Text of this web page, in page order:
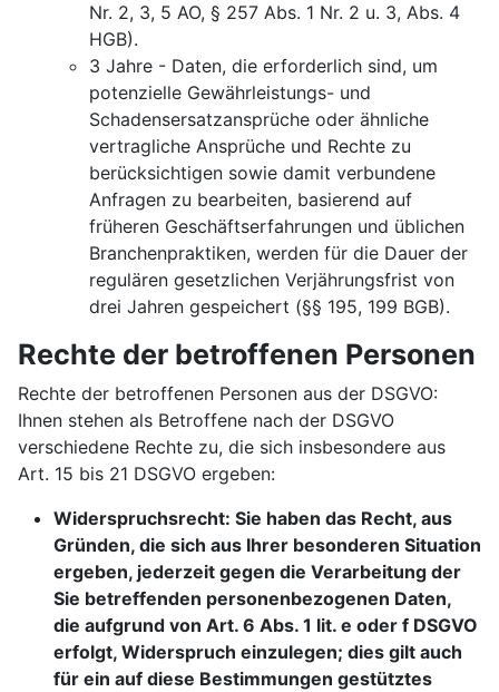
Nr. 2, 3, 5 AO, § 257 Abs. 1 Nr. 2 u. 3, Abs. 4
HGB).
3 Jahre - Daten, die erforderlich sind, um
potenzielle Gewährleistungs- und
Schadensersatzansprüche oder ähnliche
vertragliche Ansprüche und Rechte zu
berücksichtigen sowie damit verbundene
Anfragen zu bearbeiten, basierend auf
früheren Geschäftserfahrungen und üblichen
Branchenpraktiken, werden für die Dauer der
regulären gesetzlichen Verjährungsfrist von
drei Jahren gespeichert (§§ 195, 199 BGB).
Rechte der betroffenen Personen
Rechte der betroffenen Personen aus der DSGVO:
Ihnen stehen als Betroffene nach der DSGVO
verschiedene Rechte zu, die sich insbesondere aus
Art. 15 bis 21 DSGVO ergeben:
Widerspruchsrecht: Sie haben das Recht, aus
Gründen, die sich aus Ihrer besonderen Situation
ergeben, jederzeit gegen die Verarbeitung der
Sie betreffenden personenbezogenen Daten,
die aufgrund von Art. 6 Abs. 1 lit. e oder f DSGVO
erfolgt, Widerspruch einzulegen; dies gilt auch
für ein auf diese Bestimmungen gestütztes